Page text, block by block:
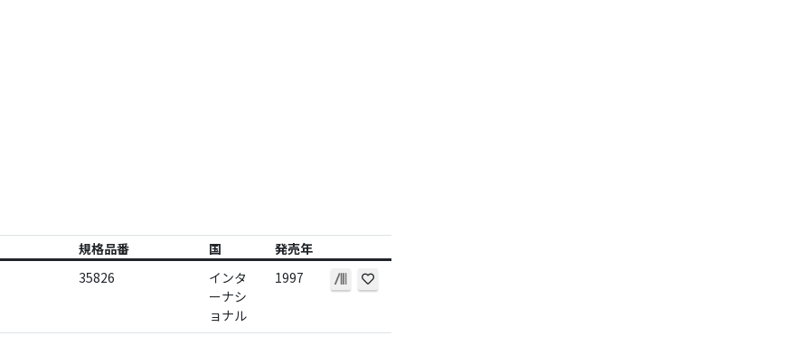
規格品番 国
発売年
35826
インタ
ーナシ
ョナル
1997